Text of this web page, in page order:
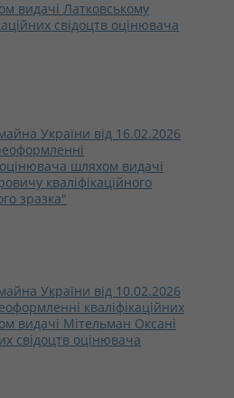
видачі Латковському
свідоцтв оцінювача
України від 16.02.2026
оцінювача шляхом видачі
кваліфікаційного
зразка"
України від 10.02.2026
кваліфікаційних
видачі Мітельман Оксані
свідоцтв оцінювача